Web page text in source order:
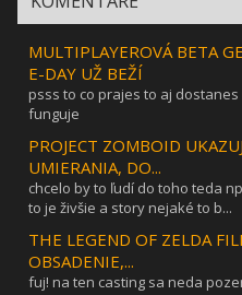
MULTIPLAYEROVÁ BETA
E-DAY UŽ BEŽÍ
psss to co prajes to aj dostanes
funguje
PROJECT ZOMBOID
UMIERANIA, DO...
chcelo by to ľudí do toho teda
to je živšie a story nejaké to b...
THE LEGEND OF ZELDA
OBSADENIE,...
fuj! na ten casting sa neda